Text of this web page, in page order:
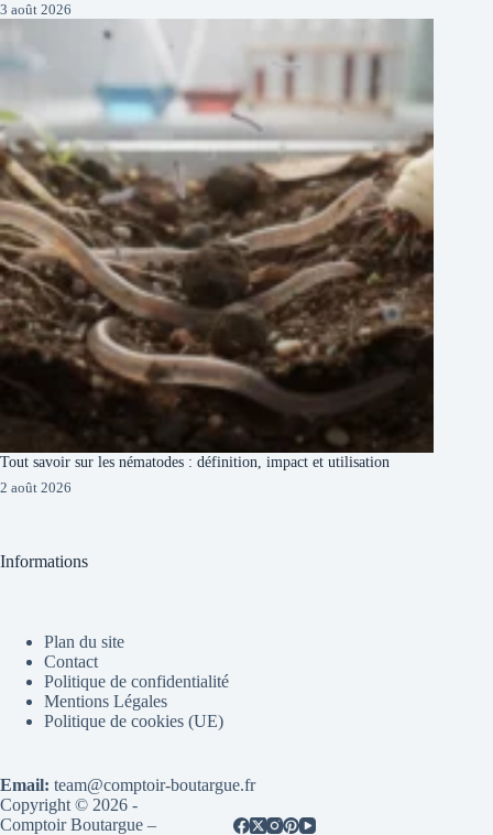
3 août 2026
Tout savoir sur les nématodes : définition, impact et utilisation
2 août 2026
Informations
Plan du site
Contact
Politique de confidentialité
Mentions Légales
Politique de cookies (UE)
Email: team@comptoir-boutargue.fr
Copyright © 2026 -
Comptoir Boutargue –